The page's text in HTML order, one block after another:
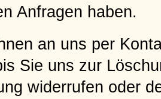
Anfragen haben.
an uns per
Sie uns zur
widerrufen oder